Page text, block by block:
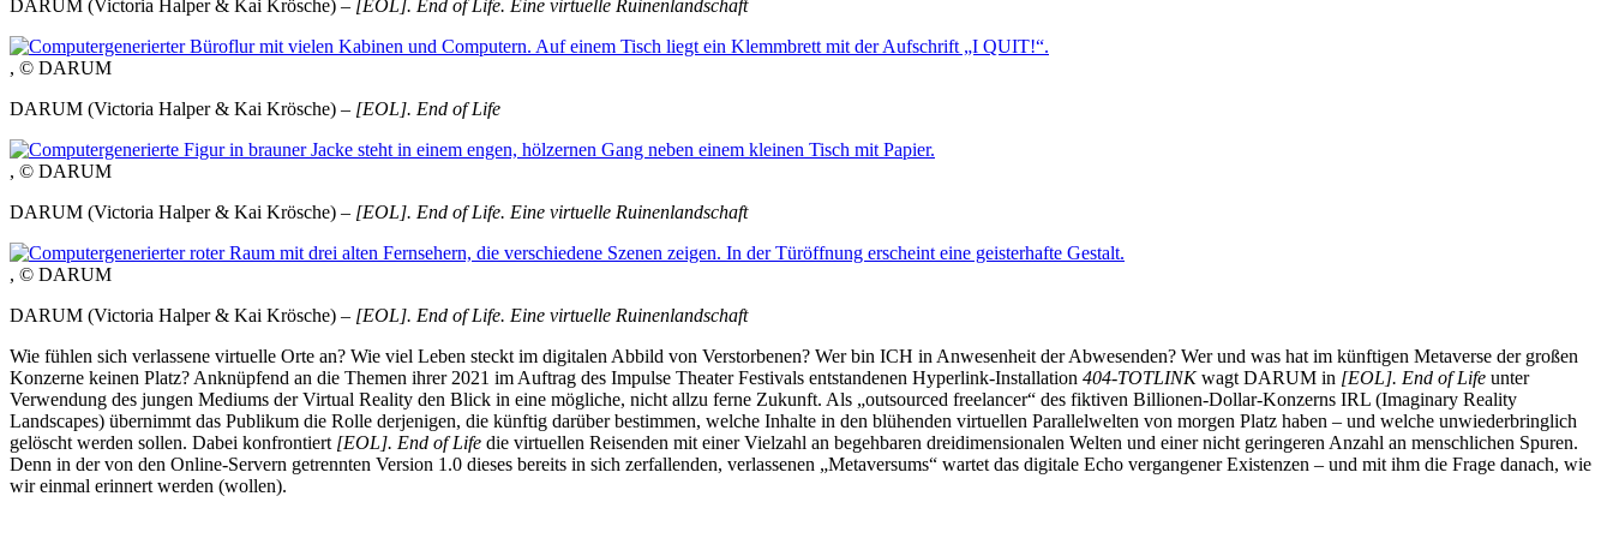
DARUM (Victoria Halper & Kai Krösche) – [EOL]. End of Life. Eine virtuelle Ruinenlandschaft
, © DARUM
DARUM (Victoria Halper & Kai Krösche) – [EOL]. End of Life
, © DARUM
DARUM (Victoria Halper & Kai Krösche) – [EOL]. End of Life. Eine virtuelle Ruinenlandschaft
, © DARUM
DARUM (Victoria Halper & Kai Krösche) – [EOL]. End of Life. Eine virtuelle Ruinenlandschaft
Wie fühlen sich verlassene virtuelle Orte an? Wie viel Leben steckt im digitalen Abbild von Verstorbenen? Wer bin ICH in Anwesenheit der Abwesenden? Wer und was hat im künftigen Metaverse der großen
Konzerne keinen Platz? Anknüpfend an die Themen ihrer 2021 im Auftrag des Impulse Theater Festivals entstandenen Hyperlink-Installation 404-TOTLINKwagt DARUM in [EOL]. End of Life unter
Verwendung des jungen Mediums der Virtual Reality den Blick in eine mögliche, nicht allzu ferne Zukunft. Als „outsourced freelancer“ des fiktiven Billionen-Dollar-Konzerns IRL (Imaginary Reality
Landscapes) übernimmt das Publikum die Rolle derjenigen, die künftig darüber bestimmen, welche Inhalte in den blühenden virtuellen Parallelwelten von morgen Platz haben – und welche unwiederbringlich
gelöscht werden sollen. Dabei konfrontiert [EOL]. End of Life die virtuellen Reisenden mit einer Vielzahl an begehbaren dreidimensionalen Welten und einer nicht geringeren Anzahl an menschlichen Spuren.
Denn in der von den Online-Servern getrennten Version 1.0 dieses bereits in sich zerfallenden, verlassenen „Metaversums“ wartet das digitale Echo vergangener Existenzen – und mit ihm die Frage danach, wie
wir einmal erinnert werden (wollen).